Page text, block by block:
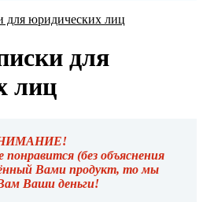
для юридических лиц
для
лиц
(без объяснения
Вами продукт, то мы
Ваши деньги!